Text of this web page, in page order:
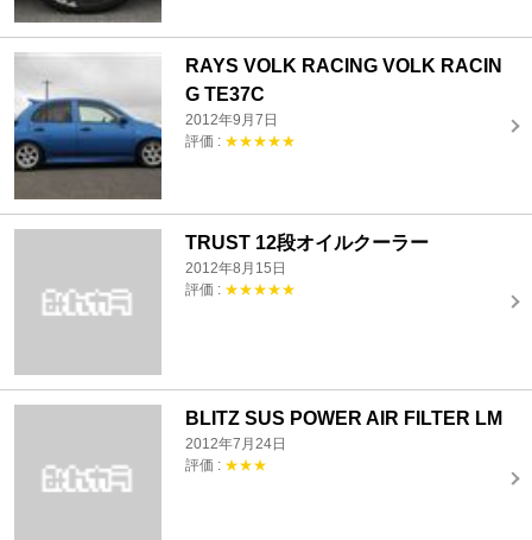
RAYS VOLK RACING VOLK RACIN
G TE37C
2012年9月7日
評価 : ★★★★★
TRUST 12段オイルクーラー
2012年8月15日
評価 : ★★★★★
BLITZ SUS POWER AIR FILTER LM
2012年7月24日
評価 : ★★★